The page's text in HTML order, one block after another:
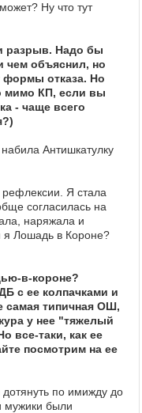
Ну что тут
разрыв. Надо бы
чем объяснил, но
формы отказа. Но
мимо КП, если вы
- чаще всего
Антишкатулку
Я стала
согласилась на
наряжала и
я Лошадь в Короне?
в-короне?
с ее колпачками и
самая типичная ОШ,
у нее "тяжелый
все-таки, как ее
посмотрим на ее
по имижду до
мужики были